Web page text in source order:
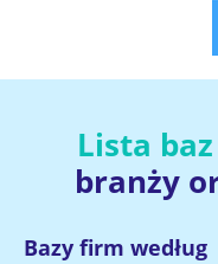
Lista
branży
Bazy firm według